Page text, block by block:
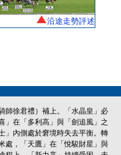
沿途走勢評述
師徐君禮）補上。「水晶皇」必
」在「多利高」與「劍追風」之
」內側處於窘境時失去平衡。轉
處，「天鷹」在「悅駿財星」與